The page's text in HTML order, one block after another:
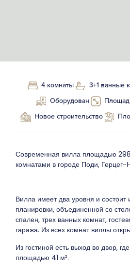
4 комнаты 3+1 ванные
Оборудован
Новое строительство
Современная вилла площадью
комнатами в городе Поди, Герцег-
Вилла имеет два уровня и состоит
планировки, объединенной со
спален, трех ванных комнат,
гаража. Из всех комнат виллы
Из гостиной есть выход во двор,
площадью 41 м².